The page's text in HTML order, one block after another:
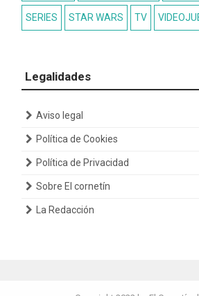
SERIES STAR WARS TV
Legalidades
Aviso legal
Política de Cookies
Política de Privacidad
Sobre El cornetín
La Redacción